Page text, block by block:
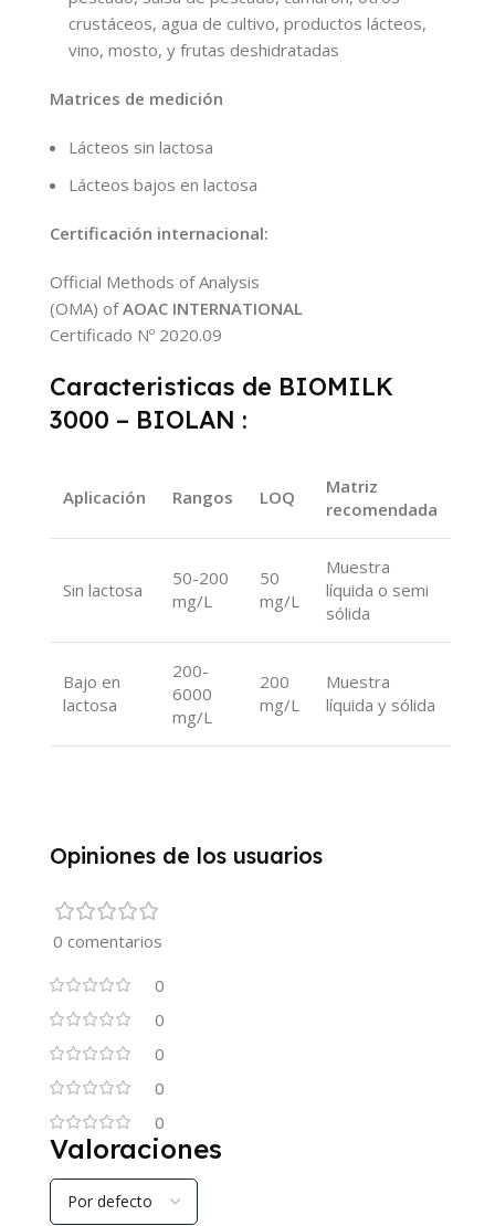
crustáceos, agua de cultivo, productos lácteos,
vino, mosto, y frutas deshidratadas
Matrices de medición
Lácteos sin lactosa
Lácteos bajos en lactosa
Certificación internacional:
Official Methods of Analysis
(OMA) ofAOAC INTERNATIONAL
Certificado Nº 2020.09
Caracteristicas de BIOMILK
3000 – BIOLAN :
Aplicación Rangos LOQ
Matriz
recomendada
Sin lactosa
50-200
mg/L
50
mg/L
Muestra
líquida o semi
sólida
Bajo en
lactosa
200-
6000
mg/L
200
mg/L
Muestra
líquida y sólida
Opiniones de los usuarios
0 comentarios
0
0
0
0
0
Valoraciones